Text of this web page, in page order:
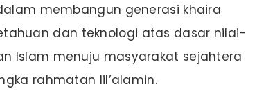
membangun generasi khaira
dan teknologi atas dasar nilai-
Islam menuju masyarakat sejahtera
rahmatan lil’alamin.